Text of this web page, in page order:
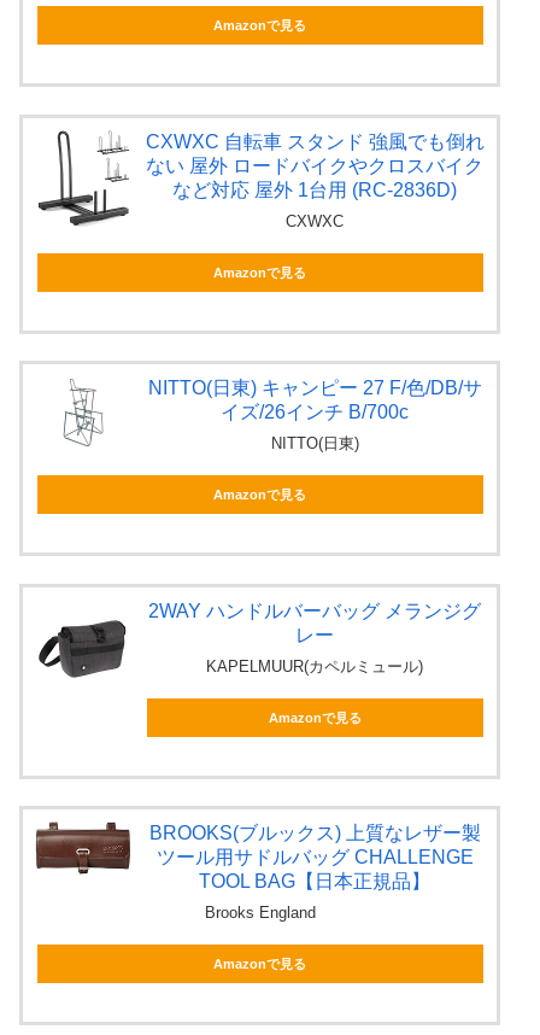
Amazonで見る
CXWXC 自転車 スタンド 強風でも倒れ
ない 屋外 ロードバイクやクロスバイク
など対応 屋外 1台用 (RC-2836D)
CXWXC
Amazonで見る
NITTO(日東) キャンピー 27 F/色/DB/サ
イズ/26インチ B/700c
NITTO(日東)
Amazonで見る
2WAY ハンドルバーバッグ メランジグ
レー
KAPELMUUR(カペルミュール)
Amazonで見る
BROOKS(ブルックス) 上質なレザー製
ツール用サドルバッグ CHALLENGE
TOOL BAG【日本正規品】
Brooks England
Amazonで見る